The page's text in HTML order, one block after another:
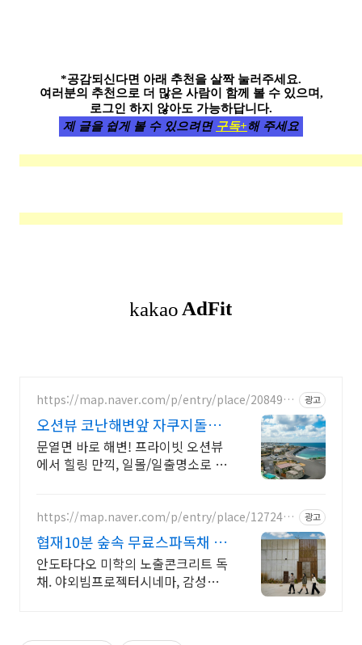
*공감되신다면 아래 추천을 살짝 눌러주세요.
여러분의 추천으로 더 많은 사람이 함께 볼 수 있으며,
로그인 하지 않아도 가능하답니다.
제 글을 쉽게 볼 수 있으려면 구독+해 주세요
https://map.naver.com/p/entry/place/2084915
광고
오션뷰 코난해변앞 자쿠지돌집
2인~10인 대가족/단체예약
문열면 바로 해변! 프라이빗 오션뷰
에서 힐링 만끽, 일몰/일출명소로 인
욕, 제주바다보러오세요
https://map.naver.com/p/entry/place/1272451
광고
협재10분 숲속 무료스파독채 안
도타다오 미학이 깃든 건축
안도타다오 미학의 노출콘크리트 독
채. 야외빔프로젝터시네마, 감성불